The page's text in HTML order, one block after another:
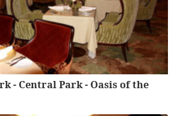
- Central Park - Oasis of the